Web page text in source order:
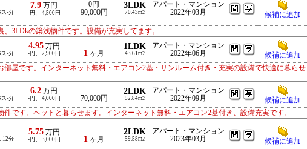
ス-分
7.9 万円
-円、 4,500円
0円
90,000円
3LDK
70.43m2
アパート・マンション
2022年03月
候補に追加
3LDkの築浅物件です。設備が充実してます。
ス-分
4.95万円
-円、 2,900円 1 ヶ月
1LDK
43.61m2
アパート・マンション
2022年06月
候補に追加
屋です。インターネット無料・エアコン2基・サンルーム付き・充実の設備で快適に暮らせ
ス-分
6.2 万円
-円、 4,000円 70,000円
2LDK
52.84m2
アパート・マンション
2022年09月
候補に追加
です。ペットと暮らせます。インターネット無料・エアコン2基付き、設備充実です。
12分
5.75万円
-円、 3,000円 1 ヶ月
2LDK
59.58m2
アパート・マンション
2023年03月
候補に追加